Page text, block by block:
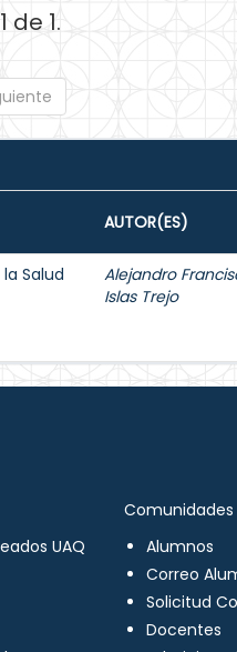
de 1.
AUTOR(ES)
Salud
Alejandro
Islas Trejo
UAQ
Comunidades
Alumnos
Correo
Solicitud
Docentes